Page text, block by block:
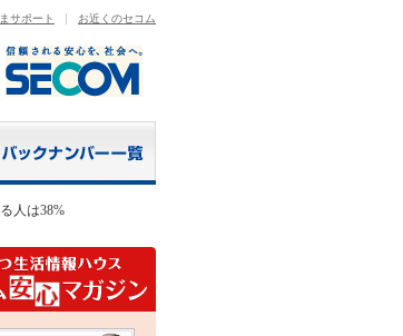
サポート お近くのセコム
人は38%